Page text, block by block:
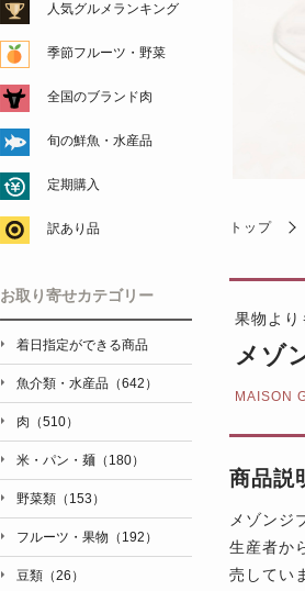
トップ
果物より
メゾ
MAISON
商品説
メゾンジ
生産者か
売してい
人気グルメランキング
季節フルーツ・野菜
全国のブランド肉
旬の鮮魚・水産品
定期購入
訳あり品
お取り寄せカテゴリー
着日指定ができる商品
魚介類・水産品（642）
肉（510）
米・パン・麺（180）
野菜類（153）
フルーツ・果物（192）
豆類（26）